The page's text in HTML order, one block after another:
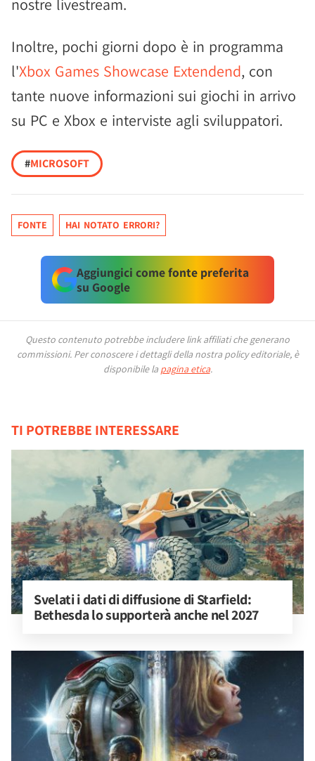
nostre livestream.
Inoltre, pochi giorni dopo è in programma
l'Xbox Games Showcase Extendend, con
tante nuove informazioni sui giochi in arrivo
su PC e Xbox e interviste agli sviluppatori.
#MICROSOFT
FONTE HAI NOTATO ERRORI?
Aggiungici come fonte preferita
su Google
Questo contenuto potrebbe includere link affiliati che generano
commissioni. Per conoscere i dettagli della nostra policy editoriale, è
disponibile la pagina etica.
TI POTREBBE INTERESSARE
Svelati i dati di diffusione di Starfield:
Bethesda lo supporterà anche nel 2027